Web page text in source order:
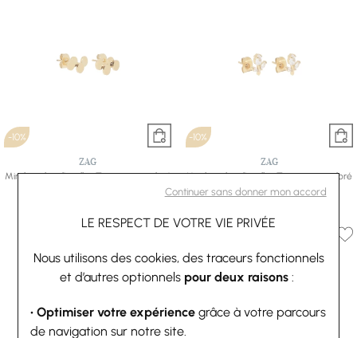
Continuer sans donner mon accord
LE RESPECT DE VOTRE VIE PRIVÉE
Nous utilisons des cookies, des traceurs fonctionnels
et d’autres optionnels pour deux raisons :
• Optimiser votre expérience grâce à votre parcours
de navigation sur notre site.
-10%
ZAG
Mini boucles d’oreilles Zag en acier doré
-10%
ZAG
Mini boucles d’oreilles Zag en acier doré
et oxyde de zirconium